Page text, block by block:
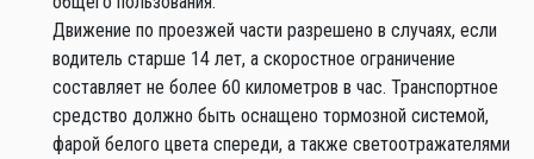
Движение по проезжей части разрешено в случаях, если
водитель старше 14 лет, а скоростное ограничение
составляет не более 60 километров в час. Транспортное
средство должно быть оснащено тормозной системой,
фарой белого цвета спереди, а также светоотражателями